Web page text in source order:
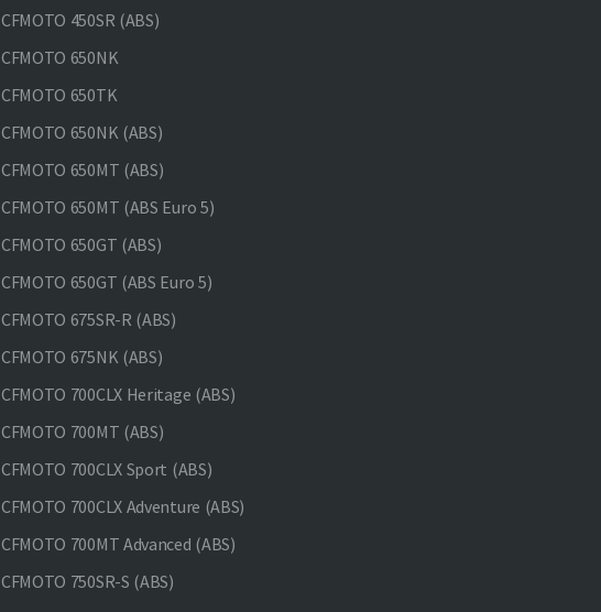
CFMOTO 450SR (ABS)
CFMOTO 650NK
CFMOTO 650TK
CFMOTO 650NK (ABS)
CFMOTO 650MT (ABS)
CFMOTO 650MT (ABS Euro 5)
CFMOTO 650GT (ABS)
CFMOTO 650GT (ABS Euro 5)
CFMOTO 675SR-R (ABS)
CFMOTO 675NK (ABS)
CFMOTO 700CLX Heritage (ABS)
CFMOTO 700MT (ABS)
CFMOTO 700CLX Sport (ABS)
CFMOTO 700CLX Adventure (ABS)
CFMOTO 700MT Advanced (ABS)
CFMOTO 750SR-S (ABS)